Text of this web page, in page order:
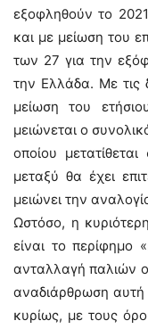
εξοφληθούν το
και με μείωση του
των 27 για την
την Ελλάδα. Με τις
μείωση του
μειώνεται ο
οποίου
μεταξύ θα έχει
μειώνει την
Ωστόσο, η
είναι το
ανταλλαγή παλιών
αναδιάρθρωση αυτή
κυρίως, με τους